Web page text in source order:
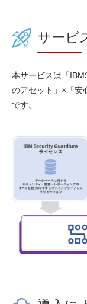
サービ
本サービスは「
のアセット」×「安
です。